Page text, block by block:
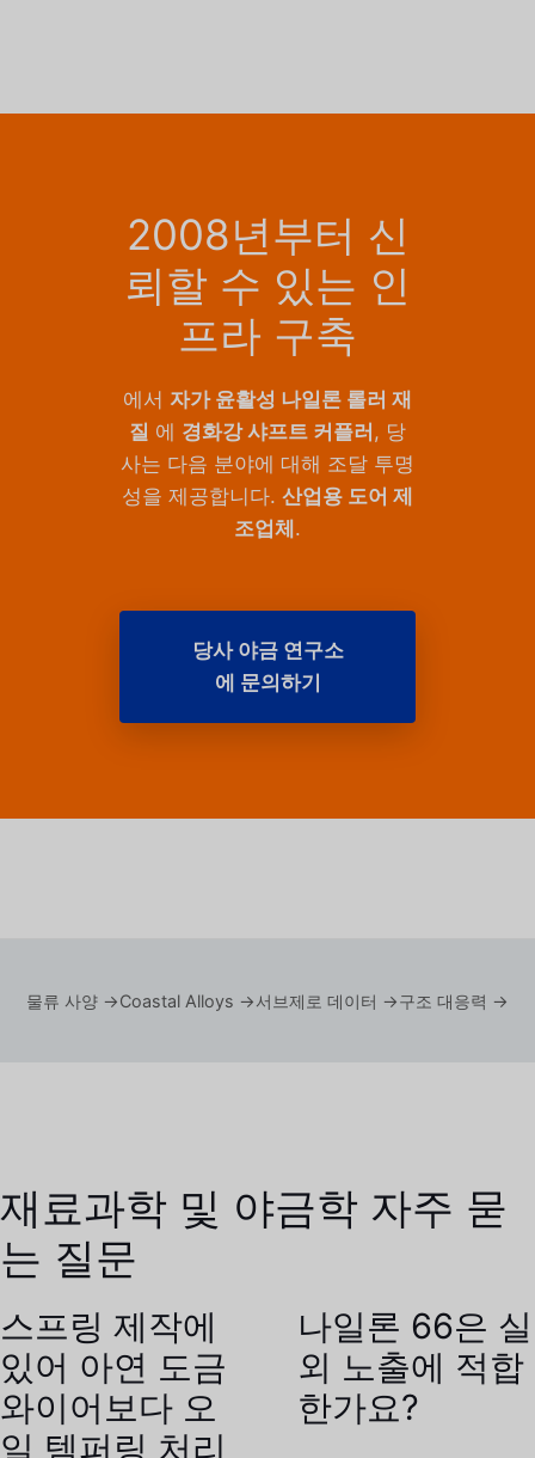
2008년부터 신
뢰할 수 있는 인
프라 구축
에서 자가 윤활성 나일론 롤러 재
질 에 경화강 샤프트 커플러 , 당
사는 다음 분야에 대해 조달 투명
성을 제공합니다. 산업용 도어 제
조업체.
당사 야금 연구소
에 문의하기
물류 사양 →Coastal Alloys →서브제로 데이터 →구조 대응력 →
재료과학 및 야금학 자주 묻
는 질문
스프링 제작에
있어 아연 도금
와이어보다 오
일 템퍼링 처리
나일론 66은 실
외 노출에 적합
한가요?